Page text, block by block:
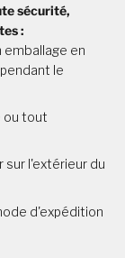
sécurité,
:
emballage en
le
ou tout
l'extérieur du
d'expédition